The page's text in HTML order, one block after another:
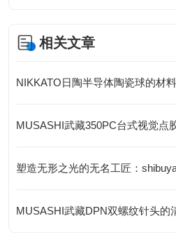
相关文章
MUSASHI武藏DPN双螺纹针头的